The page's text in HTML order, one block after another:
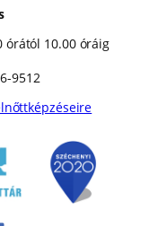
10.00 óráig
9512